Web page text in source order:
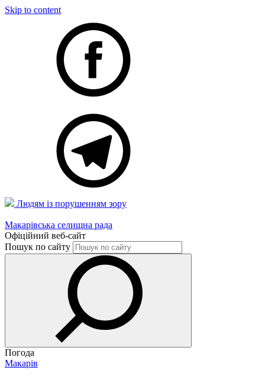
Skip to content
Людям із порушенням зору
Макарівська селищна рада
Офіційний веб-сайт
Пошук по сайту
Погода
Макарів